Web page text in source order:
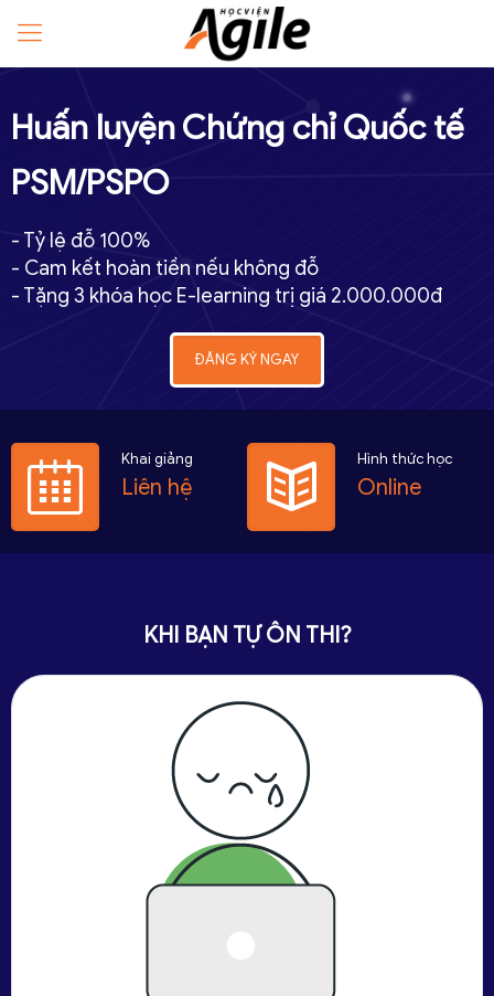
Huấn luyện Chứng chỉ Quốc tế
PSM/PSPO
- Tỷ lệ đỗ 100%
- Cam kết hoàn tiền nếu không đỗ
- Tặng 3 khóa học E-learning trị giá 2.000.000đ
ĐĂNG KÝ NGAY
Khai giảng
Liên hệ
Hình thức học
Online
KHI BẠN TỰ ÔN THI?